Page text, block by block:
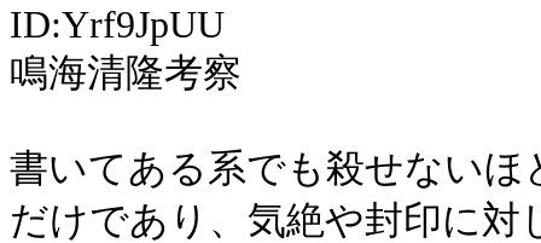
ID:Yrf9JpUU
鳴海清隆考察
書いてある系でも殺せない
だけであり、気絶や封印に対